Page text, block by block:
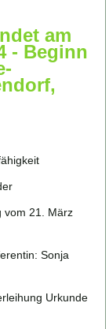
am
- Beginn
vom 21. März
Sonja
Urkunde